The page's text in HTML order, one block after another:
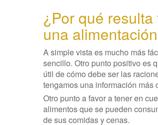
¿Por qué
una
A simple vista es mucho más
sencillo. Otro punto positivo es
útil de cómo debe ser las
tengamos una información
Otro punto a favor a tener en
alimentos que se pueden
de sus comidas y cenas.